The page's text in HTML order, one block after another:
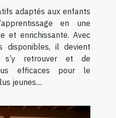
adaptés aux enfants
en une
et enrichissante. Avec
disponibles, il devient
s’y retrouver et de
efficaces pour le
jeunes....